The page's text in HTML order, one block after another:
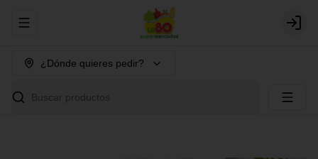
Abrir menu de navegación Login
¿Dónde quieres pedir?
Buscar productos